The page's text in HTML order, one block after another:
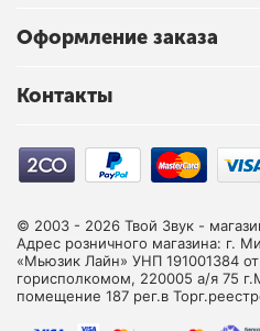
Оформление заказа
Контакты
© 2003 - 2026 Твой Звук -
Адрес розничного магазина: г.
«Мьюзик Лайн» УНП 191001384
горисполкомом, 220005 а/я 75
помещение 187 рег.в